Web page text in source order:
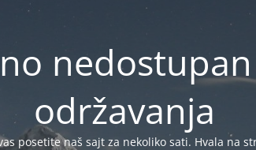
održavanja
posetite naš sajt za nekoliko sati. Hvala na